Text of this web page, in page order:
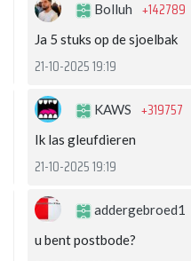
Bolluh +142789
Ja 5 stuks op de sjoelbak
21-10-2025 19:19
KAWS +319757
Ik las gleufdieren
21-10-2025 19:19
addergebroed1
u bent postbode?